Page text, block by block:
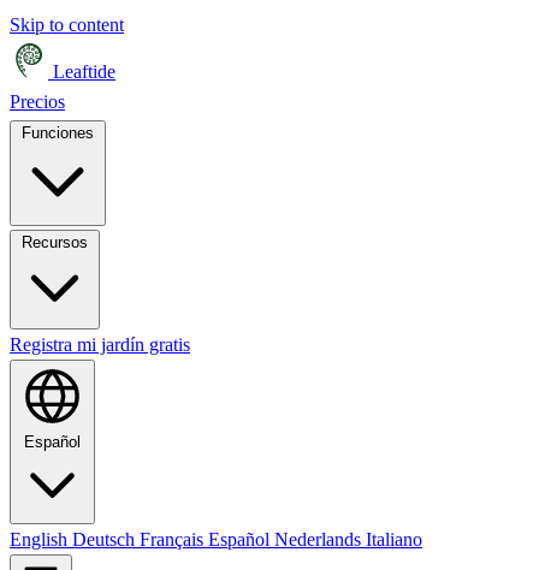
Skip to content
Leaftide
Precios
Registra mi jardín gratis
Español
English Deutsch Français Español Nederlands Italiano